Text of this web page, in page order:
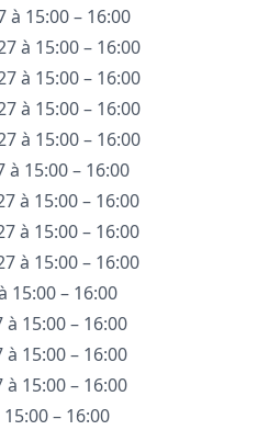
15:00 – 16:00
à 15:00 – 16:00
à 15:00 – 16:00
à 15:00 – 16:00
à 15:00 – 16:00
15:00 – 16:00
à 15:00 – 16:00
à 15:00 – 16:00
à 15:00 – 16:00
15:00 – 16:00
15:00 – 16:00
15:00 – 16:00
15:00 – 16:00
– 16:00